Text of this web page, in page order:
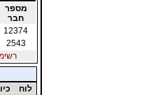
מספר
חבר
12374
2543
לוח